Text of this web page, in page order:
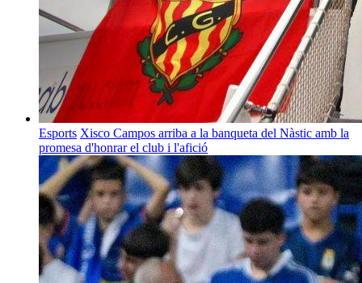
Esports Xisco Campos arriba a la banqueta del Nàstic amb la
promesa d'honrar el club i l'afició